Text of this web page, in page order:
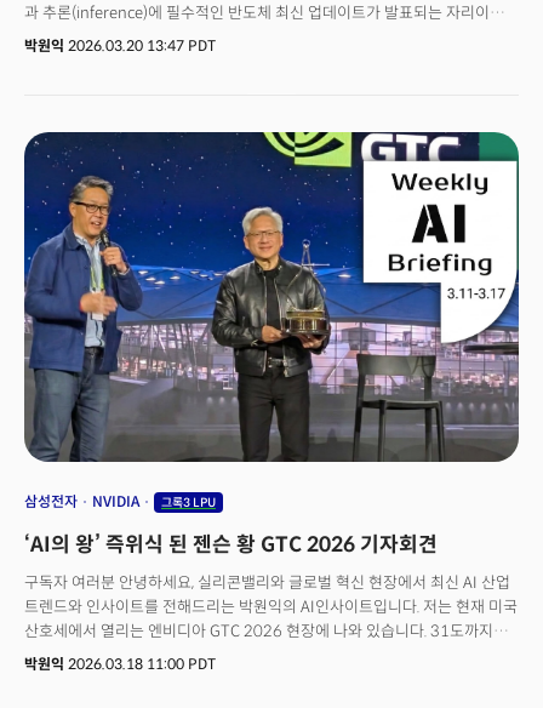
과 추론(inference)에 필수적인 반도체 최신 업데이트가 발표되는 자리이기
때문이다. AI 모델, 애플리케이션, 서비스를 넘어 AI 산업 전반을 아우르는
물리적 AI)’ 생태계를 강조했다. 오프라인 현장 4회 참석, 발표를 포함하면
7회째 엔비디아 GTC에 참여한 AI 인프라 전문가 신정규 래블업 대표는 GTC
2026 현장에서 무엇을 발견했을까?신 대표는 이번 기조연설을 “기술 경쟁이
아니라 누가 더 빨리 토큰(token, AI 모델이 처리하거나 생성하는 데이터의
최소 단위)을 만들어 이를 돈으로 바꾸느냐의 싸움”이라고 정의했다.
기하급수적으로 늘어나는 에이전트를 실제 기업 현장에서 적용하기 위해 빠른
속도, 낮은 비용의 중요성이 더 커졌다는 설명이다. 신 대표는 이번 GTC
2026에서 국가 차원의 독자적 AI 환경을 의미하는 ‘소버린 AI(Sovereign AI)’
구축 전략을 발표했다. 현재 래블업은 AI 모델 개발사 업스테이지와
컨소시엄을 구성, 정부가 추진하는 독자 AI 파운데이션 모델 개발 프로젝트를
진행 중이다. 엔비디아의 위상 변화, 그록(Groq) 칩 통합의 의미, 토큰
경제학의 새 경쟁 축, 그리고 한국의 포지션까지. 기조연설의 행간을 파악할 수
있도록 신 대표와 인터뷰를 진행, 핵심 인사이트를 정리했다.👉“AI가 AI를
고용한다”… GTC 2026이 보여준 충격적 미래
박원익 2026.03.20 13:47 PDT
삼성전자 NVIDIA 그록3 LPU
‘AI의 왕’ 즉위식 된 젠슨 황 GTC 2026 기자회견
구독자 여러분 안녕하세요, 실리콘밸리와 글로벌 혁신 현장에서 최신 AI 산업
트렌드와 인사이트를 전해드리는 박원익의 AI인사이트입니다. 저는 현재 미국
산호세에서 열리는 엔비디아 GTC 2026 현장에 나와 있습니다. 31도까지
치솟는 초여름 날씨만큼이나 GTC 현장 분위기가 뜨거운데요, 젠슨 황
박원익 2026.03.18 11:00 PDT